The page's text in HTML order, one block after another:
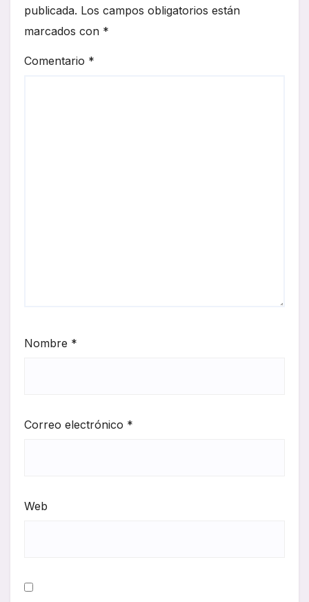
publicada. Los campos obligatorios están
marcados con *
Comentario *
Nombre *
Correo electrónico *
Web